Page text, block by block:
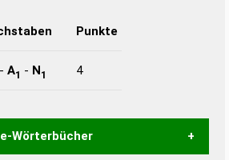
Punkte
- A1 - N1 4
Wörterbücher